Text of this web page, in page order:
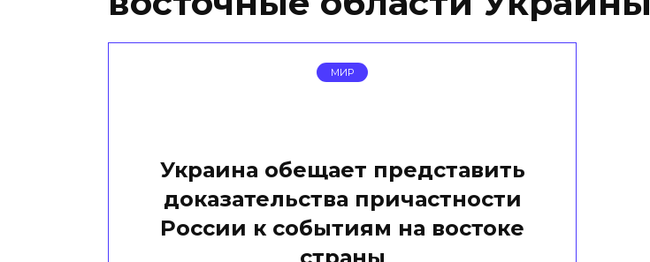
МИР
Украина обещает представить
доказательства причастности
России к событиям на востоке